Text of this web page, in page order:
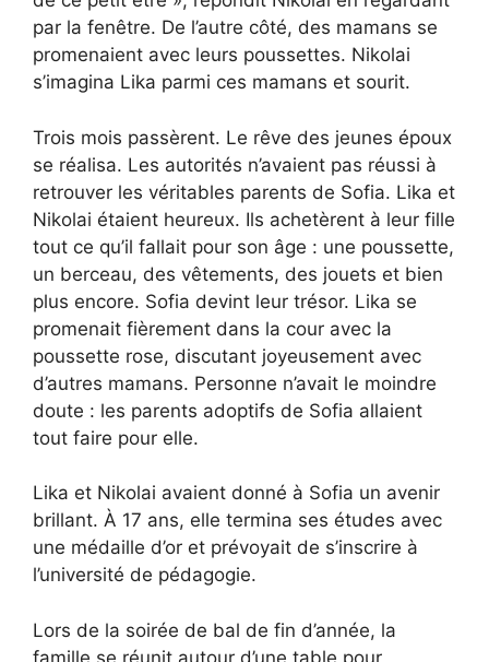
par la fenêtre. De l’autre côté, des mamans se
promenaient avec leurs poussettes. Nikolai
s’imagina Lika parmi ces mamans et sourit.
Trois mois passèrent. Le rêve des jeunes époux
se réalisa. Les autorités n’avaient pas réussi à
retrouver les véritables parents de Sofia. Lika et
Nikolai étaient heureux. Ils achetèrent à leur fille
tout ce qu’il fallait pour son âge : une poussette,
un berceau, des vêtements, des jouets et bien
plus encore. Sofia devint leur trésor. Lika se
promenait fièrement dans la cour avec la
poussette rose, discutant joyeusement avec
d’autres mamans. Personne n’avait le moindre
doute : les parents adoptifs de Sofia allaient
tout faire pour elle.
Lika et Nikolai avaient donné à Sofia un avenir
brillant. À 17 ans, elle termina ses études avec
une médaille d’or et prévoyait de s’inscrire à
l’université de pédagogie.
Lors de la soirée de bal de fin d’année, la
famille se réunit autour d’une table pour